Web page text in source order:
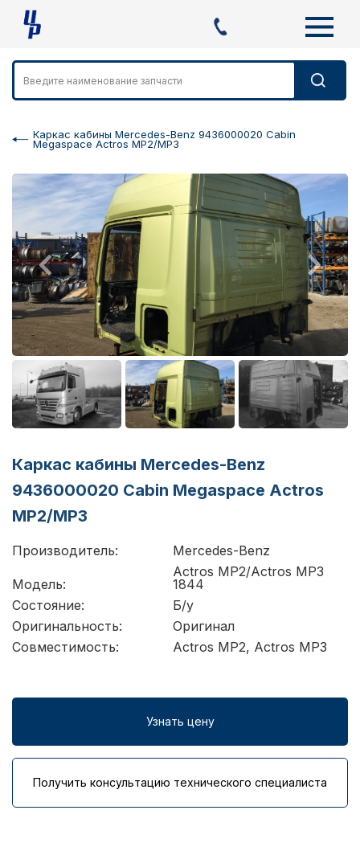
Каркас кабины Mercedes-Benz 9436000020 Cabin
Megaspace Actros MP2/MP3
Каркас кабины Mercedes-Benz
9436000020 Cabin Megaspace Actros
MP2/MP3
Производитель: Mercedes-Benz
Модель:
Actros MP2/Actros MP3
1844
Состояние:
Б/у
Оригинальность:
Оригинал
Совместимость:
Actros MP2, Actros MP3
Узнать цену
Получить консультацию технического специалиста